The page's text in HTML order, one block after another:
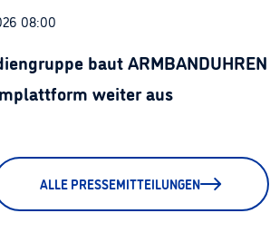
08:00
baut
weiter aus
ALLE PRESSEMITTEILUNGEN